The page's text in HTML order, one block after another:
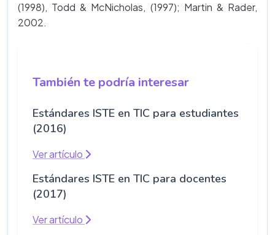
(1998), Todd & McNicholas, (1997); Martin & Rader,
2002.
También te podría interesar
Estándares ISTE en TIC para estudiantes
(2016)
Ver artículo
Estándares ISTE en TIC para docentes
(2017)
Ver artículo